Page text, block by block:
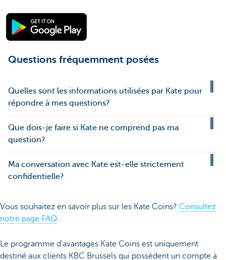
Questions fréquemment posées
Quelles sont les informations utilisées par Kate pour
répondre à mes questions?
Que dois-je faire si Kate ne comprend pas ma
question?
Ma conversation avec Kate est-elle strictement
confidentielle?
Vous souhaitez en savoir plus sur les Kate Coins? Consultez
notre page FAQ
Le programme d'avantages Kate Coins est uniquement
destiné aux clients KBC Brussels qui possèdent un compte à